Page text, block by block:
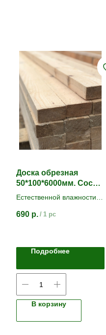
Доска обрезная
50*100*6000мм. Сосна/
Ель
Естественной влажности.
690 р. / 1 pc
Подробнее
В корзину